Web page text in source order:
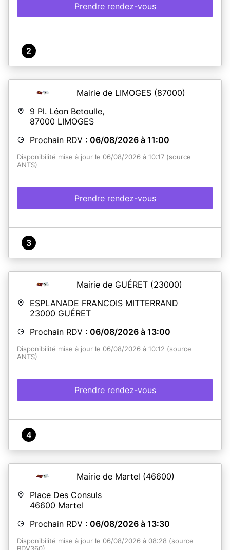
Prendre rendez-vous
2
Mairie de LIMOGES (87000)
9 Pl. Léon Betoulle,
87000 LIMOGES
Prochain RDV : 06/08/2026 à 11:00
Disponibilité mise à jour le 06/08/2026 à 10:17 (source
ANTS)
Prendre rendez-vous
3
Mairie de GUÉRET (23000)
ESPLANADE FRANCOIS MITTERRAND
23000 GUÉRET
Prochain RDV : 06/08/2026 à 13:00
Disponibilité mise à jour le 06/08/2026 à 10:12 (source
ANTS)
Prendre rendez-vous
4
Mairie de Martel (46600)
Place Des Consuls
46600 Martel
Prochain RDV : 06/08/2026 à 13:30
Disponibilité mise à jour le 06/08/2026 à 08:28 (source
RDV360)